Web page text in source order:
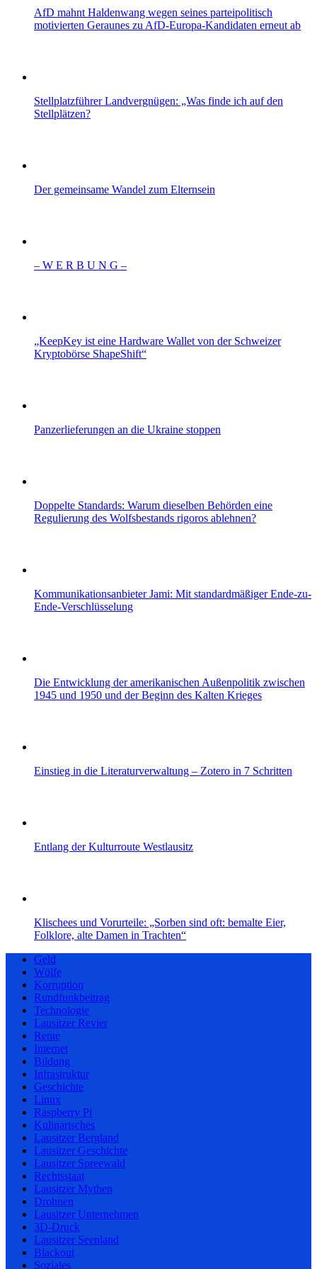
AfD mahnt Haldenwang wegen seines parteipolitisch
motivierten Geraunes zu AfD-Europa-Kandidaten erneut ab
Stellplatzführer Landvergnügen: „Was finde ich auf den
Stellplätzen?
Der gemeinsame Wandel zum Elternsein
– W Ε R Β U Ν G –
„KeepKey ist eine Hardware Wallet von der Schweizer
Kryptobörse ShapeShift“
Panzerlieferungen an die Ukraine stoppen
Doppelte Standards: Warum dieselben Behörden eine
Regulierung des Wolfsbestands rigoros ablehnen?
Kommunikationsanbieter Jami: Mit standardmäßiger Ende-zu-
Ende-Verschlüsselung
Die Entwicklung der amerikanischen Außenpolitik zwischen
1945 und 1950 und der Beginn des Kalten Krieges
Einstieg in die Literaturverwaltung – Zotero in 7 Schritten
Entlang der Kulturroute Westlausitz
Klischees und Vorurteile: „Sorben sind oft: bemalte Eier,
Folklore, alte Damen in Trachten“
Geld
Wölfe
Korruption
Rundfunkbeitrag
Technologie
Lausitzer Revier
Rente
Internet
Bildung
Infrastruktur
Geschichte
Linux
Raspberry Pi
Kulinarisches
Lausitzer Bergland
Lausitzer Geschichte
Lausitzer Spreewald
Rechtsstaat
Lausitzer Mythen
Drohnen
Lausitzer Unternehmen
3D-Druck
Lausitzer Seenland
Blackout
Soziales